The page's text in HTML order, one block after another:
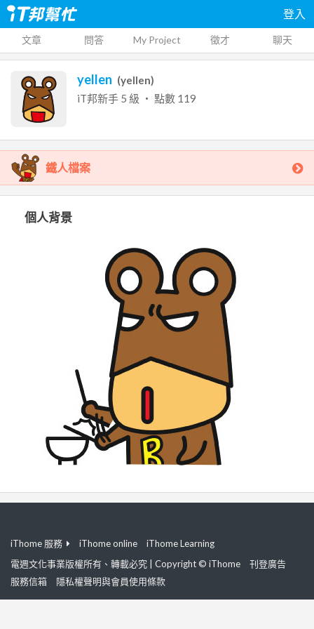
登入
文章 問答 My Project 徵才 聊天
yellen (yellen)
iT邦新手 5 級 ‧ 點數 119
鐵人檔案
個人背景
iThome 服務 iThome online
iThome Learning
電週文化事業版權所有、轉載必究 | Copyright © iThome
刊登廣告
服務信箱
隱私權聲明與會員使用條款